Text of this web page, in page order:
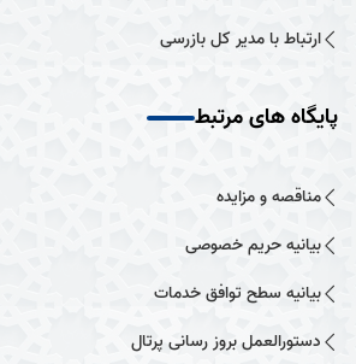
ارتباط با مدیر کل بازرسی
پایگاه های مرتبط
مناقصه و مزایده
بیانیه حریم خصوصی
بیانیه سطح توافق خدمات
دستورالعمل بروز رسانی پرتال